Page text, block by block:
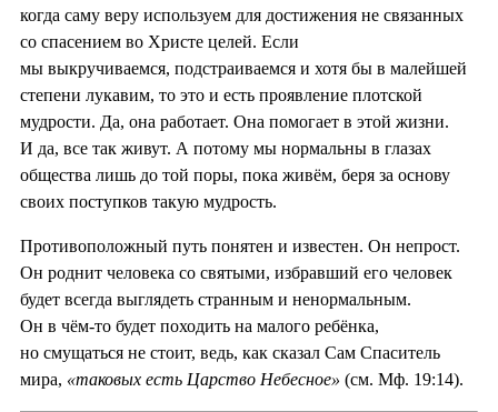
когда саму веру используем для достижения не связанных
со спасением во Христе целей. Если
мы выкручиваемся, подстраиваемся и хотя бы в малейшей
степени лукавим, то это и есть проявление плотской
мудрости. Да, она работает. Она помогает в этой жизни.
И да, все так живут. А потому мы нормальны в глазах
общества лишь до той поры, пока живём, беря за основу
своих поступков такую мудрость.
Противоположный путь понятен и известен. Он непрост.
Он роднит человека со святыми, избравший его человек
будет всегда выглядеть странным и ненормальным.
Он в чём-то будет походить на малого ребёнка,
но смущаться не стоит, ведь, как сказал Сам Спаситель
мира, «таковых есть Царство Небесное» (см. Мф. 19:14).